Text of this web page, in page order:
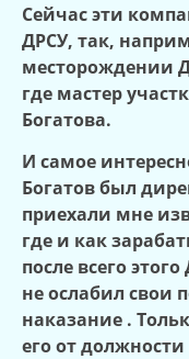
Сейчас эти
ДРСУ, так,
месторождении
где мастер
Богатова.
И самое
Богатов был
приехали мне
где и как
после всего
не ослабил свои
наказание .
его от